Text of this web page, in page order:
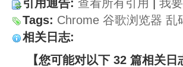
引用通告: 查看所有引用
我
Tags: Chrome 谷歌浏览器 乱
相关日志:
【您可能对以下 32 篇相关日